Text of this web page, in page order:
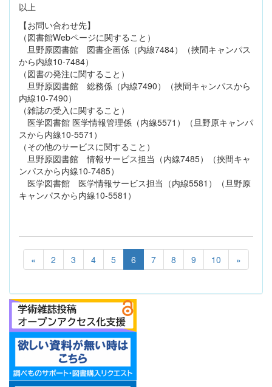
以上
【お問い合わせ先】
（図書館Webページに関すること）
旦野原図書館 図書企画係（内線7484）（挾間キャンパス
から内線10-7484）
（図書の発注に関すること）
旦野原図書館 総務係（内線7490）（挾間キャンパスから
内線10-7490）
（雑誌の受入に関すること）
医学図書館 医学情報管理係（内線5571）（旦野原キャンパ
スから内線10-5571）
（その他のサービスに関すること）
旦野原図書館 情報サービス担当（内線7485）（挾間キャ
ンパスから内線10-7485）
医学図書館 医学情報サービス担当（内線5581）（旦野原
キャンパスから内線10-5581）
« 2 3 4 5 6 7 8 9 10 »